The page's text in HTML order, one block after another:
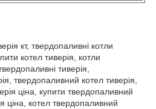
кт, твердопаливні котли
котел тиверія, котли
тиверія,
твердопаливний котел тиверія,
ціна, купити твердопаливний
ціна, котел твердопаливний